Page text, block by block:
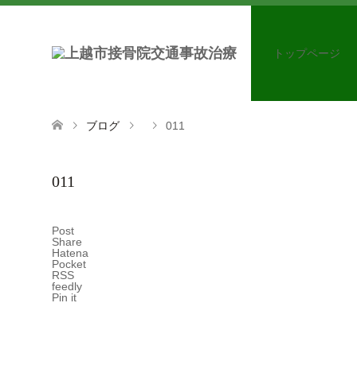
トップページ
ブログ 011
011
Post
Share
Hatena
Pocket
RSS
feedly
Pin it